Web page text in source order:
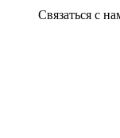
Связаться с